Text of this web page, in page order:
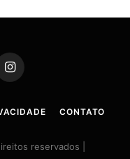
Instagram
CONTATO
reservados |